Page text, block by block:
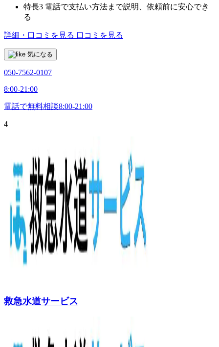
特長3 電話で支払い方法まで説明、依頼前に安心でき
る
詳細・口コミを見る 口コミを見る
気になる
050-7562-0107
8:00-21:00
電話で無料相談8:00-21:00
4
救急水道サービス